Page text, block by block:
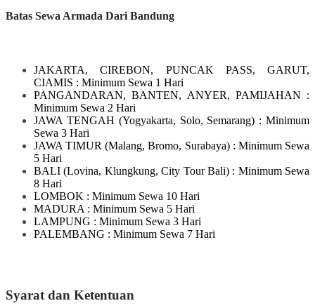
Batas Sewa Armada Dari Bandung
JAKARTA, CIREBON, PUNCAK PASS, GARUT,
CIAMIS : Minimum Sewa 1 Hari
PANGANDARAN, BANTEN, ANYER, PAMIJAHAN :
Minimum Sewa 2 Hari
JAWA TENGAH (Yogyakarta, Solo, Semarang) : Minimum
Sewa 3 Hari
JAWA TIMUR(Malang, Bromo, Surabaya) : Minimum Sewa
5 Hari
BALI (Lovina, Klungkung, City Tour Bali) : Minimum Sewa
8 Hari
LOMBOK : Minimum Sewa 10 Hari
MADURA : Minimum Sewa 5 Hari
LAMPUNG : Minimum Sewa 3 Hari
PALEMBANG : Minimum Sewa 7 Hari
Syarat dan Ketentuan